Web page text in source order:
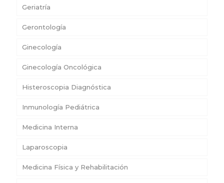
Geriatría
Gerontología
Ginecología
Ginecología Oncológica
Histeroscopia Diagnóstica
Inmunología Pediátrica
Medicina Interna
Laparoscopia
Medicina Física y Rehabilitación